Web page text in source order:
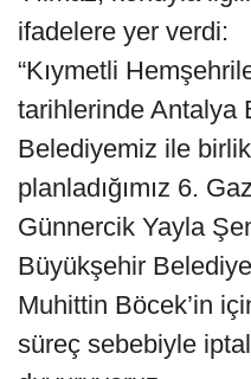
ifadelere yer verdi:
“Kıymetli
tarihlerinde Antalya
Belediyemiz ile
planladığımız 6.
Günnercik Yayla
Büyükşehir
Muhittin Böcek’in
süreç sebebiyle